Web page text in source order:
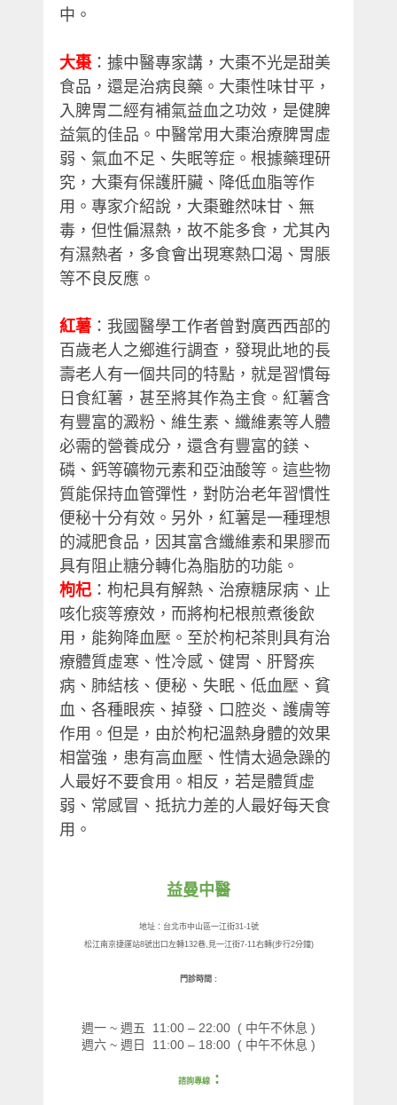
中。
大棗：據中醫專家講，大棗不光是甜美
食品，還是治病良藥。大棗性味甘平，
入脾胃二經有補氣益血之功效，是健脾
益氣的佳品。中醫常用大棗治療脾胃虛
弱、氣血不足、失眠等症。根據藥理研
究，大棗有保護肝臟、降低血脂等作
用。專家介紹說，大棗雖然味甘、無
毒，但性偏濕熱，故不能多食，尤其內
有濕熱者，多食會出現寒熱口渴、胃脹
等不良反應。
紅薯 ：我國醫學工作者曾對廣西西部的
百歲老人之鄉進行調查，發現此地的長
壽老人有一個共同的特點，就是習慣每
日食紅薯，甚至將其作為主食。紅薯含
有豐富的澱粉、維生素、纖維素等人體
必需的營養成分，還含有豐富的鎂、
磷、鈣等礦物元素和亞油酸等。這些物
質能保持血管彈性，對防治老年習慣性
便秘十分有效。另外，紅薯是一種理想
的減肥食品，因其富含纖維素和果膠而
具有阻止糖分轉化為脂肪的功能。
枸杞 ：枸杞具有解熱、治療糖尿病、止
咳化痰等療效，而將枸杞根煎煮後飲
用，能夠降血壓。至於枸杞茶則具有治
療體質虛寒、性冷感、健胃、肝腎疾
病、肺結核、便秘、失眠、低血壓、貧
血、各種眼疾、掉發、口腔炎、護膚等
作用。但是，由於枸杞溫熱身體的效果
相當強，患有高血壓、性情太過急躁的
人最好不要食用。相反，若是體質虛
弱、常感冒、抵抗力差的人最好每天食
用。
益曼中醫
地址：台北市中山區一江街31-1號
松江南京捷運站8號出口左轉132巷, 見一江街7-11右轉(步行2分鐘)
門診時間 :
週一 ~ 週五 11:00 – 22:00 ( 中午不休息 )
週六 ~ 週日 11:00 – 18:00 ( 中午不休息 )
諮詢專線: